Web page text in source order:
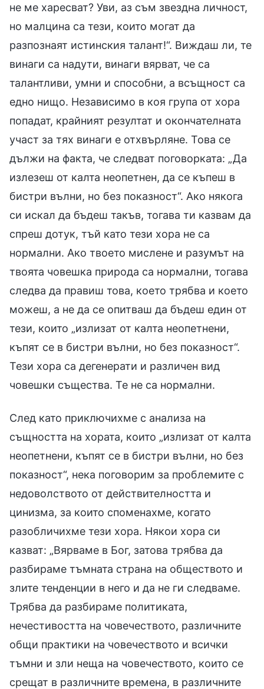
не ме харесват? Уви, аз съм звездна личност,
но малцина са тези, които могат да
разпознаят истинския талант!“. Виждаш ли, те
винаги са надути, винаги вярват, че са
талантливи, умни и способни, а всъщност са
едно нищо. Независимо в коя група от хора
попадат, крайният резултат и окончателната
участ за тях винаги е отхвърляне. Това се
дължи на факта, че следват поговорката: „Да
излезеш от калта неопетнен, да се къпеш в
бистри вълни, но без показност“. Ако някога
си искал да бъдеш такъв, тогава ти казвам да
спреш дотук, тъй като тези хора не са
нормални. Ако твоето мислене и разумът на
твоята човешка природа са нормални, тогава
следва да правиш това, което трябва и което
можеш, а не да се опитваш да бъдеш един от
тези, които „излизат от калта неопетнени,
къпят се в бистри вълни, но без показност“.
Тези хора са дегенерати и различен вид
човешки същества. Те не са нормални.
След като приключихме с анализа на
същността на хората, които „излизат от калта
неопетнени, къпят се в бистри вълни, но без
показност“, нека поговорим за проблемите с
недоволството от действителността и
цинизма, за които споменахме, когато
разобличихме тези хора. Някои хора си
казват: „Вярваме в Бог, затова трябва да
разбираме тъмната страна на обществото и
злите тенденции в него и да не ги следваме.
Трябва да разбираме политиката,
нечестивостта на човечеството, различните
общи практики на човечеството и всички
тъмни и зли неща на човечеството, които се
срещат в различните времена, в различните